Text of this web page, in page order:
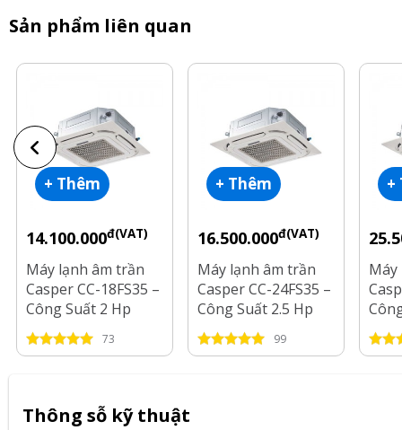
Sản phẩm liên quan
+ Thêm
14.100.000đ(VAT)
Máy lạnh âm trần
Casper CC-18FS35 –
Công Suất 2 Hp
73
+ Thêm
16.500.000đ(VAT)
Máy lạnh âm trần
Casper CC-24FS35 –
Công Suất 2.5 Hp
99
+
Thông sỗ kỹ thuật